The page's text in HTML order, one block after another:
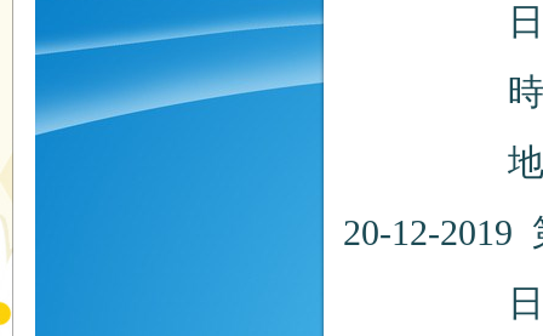
日期：
時間：
地點：
20-12-
日期：